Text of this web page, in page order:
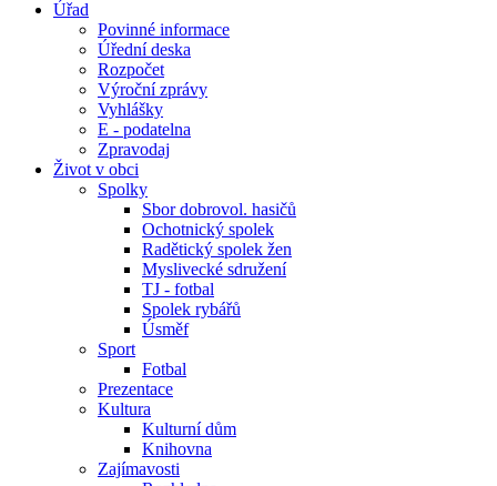
Úřad
Povinné informace
Úřední deska
Rozpočet
Výroční zprávy
Vyhlášky
E - podatelna
Zpravodaj
Život v obci
Spolky
Sbor dobrovol. hasičů
Ochotnický spolek
Radětický spolek žen
Myslivecké sdružení
TJ - fotbal
Spolek rybářů
Úsměf
Sport
Fotbal
Prezentace
Kultura
Kulturní dům
Knihovna
Zajímavosti